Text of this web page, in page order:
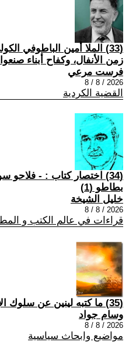
(33) الملا أمين الباطوفي
زمن الأنفال، وكفاح أبناء صنعوا
فرست مرعي
2026 / 8 / 8
القضية الكردية
(34) اختصار كتاب : - فلاحو
بطاطو (1)
خليل الشيخة
2026 / 8 / 8
قراءات في عالم الكتب و
(35) ما كتبه لينين عن سلوك الإنتهازيين
وسام جواد
2026 / 8 / 8
مواضيع وابحاث سياسية